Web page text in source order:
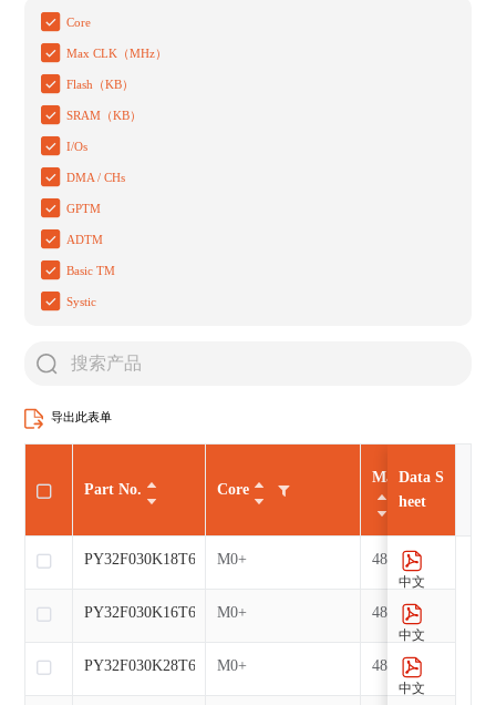
Core
Max CLK（MHz）
Flash（KB）
SRAM（KB）
I/Os
DMA / CHs
GPTM
ADTM
Basic TM
Systic
导出此表单
Core
Max CLK（MHz
M0+ 48
M0+ 48
M0+ 48
Part No.
PY32F030K18T6
PY32F030K16T6
PY32F030K28T6-E
Data S
heet
中文
中文
中文